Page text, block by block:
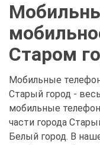
Старом
Мобильные
Старый город -
мобильные
части города
Белый город. В